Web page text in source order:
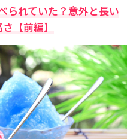
られていた？意外と長い
【前編】